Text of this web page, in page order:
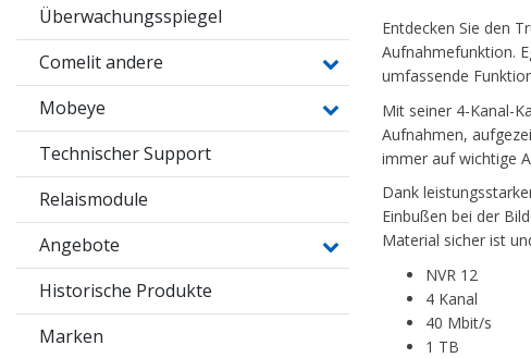
Überwachungsspiegel
Comelit andere
Mobeye
Technischer Support
Relaismodule
Angebote
Historische Produkte
Marken
Entdecken Sie den
Aufnahmefunktion.
umfassende
Mit seiner 4-Kanal-
Aufnahmen,
immer auf wichtige
Dank
Einbußen bei der
Material sicher ist
NVR 12
4 Kanal
40 Mbit/s
1 TB